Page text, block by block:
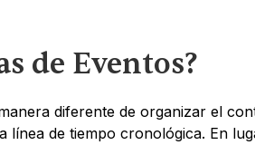
de Eventos?
diferente de organizar el
línea de tiempo cronológica. En